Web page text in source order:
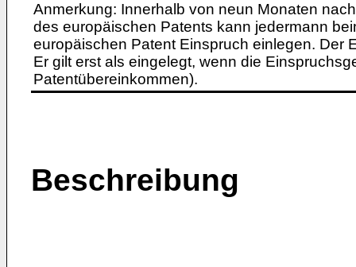
Anmerkung: Innerhalb von neun Monaten
des europäischen Patents kann jedermann
europäischen Patent Einspruch einlegen. Der
Er gilt erst als eingelegt, wenn die
Patentübereinkommen).
Beschreibung